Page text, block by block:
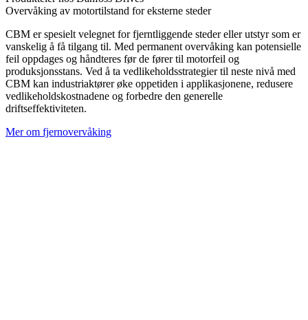
Overvåking av motortilstand for eksterne steder
CBM er spesielt velegnet for fjerntliggende steder eller utstyr som er
vanskelig å få tilgang til. Med permanent overvåking kan potensielle
feil oppdages og håndteres før de fører til motorfeil og
produksjonsstans. Ved å ta vedlikeholdsstrategier til neste nivå med
CBM kan industriaktører øke oppetiden i applikasjonene, redusere
vedlikeholdskostnadene og forbedre den generelle
driftseffektiviteten.
Mer om fjernovervåking